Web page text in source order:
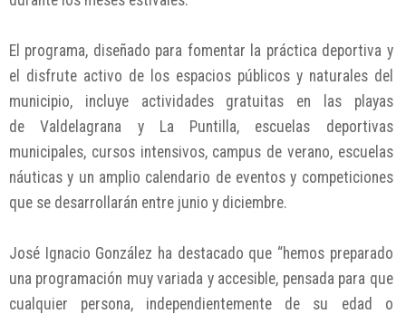
El programa, diseñado para fomentar la práctica deportiva y
el disfrute activo de los espacios públicos y naturales del
municipio, incluye actividades gratuitas en las playas
de Valdelagrana y La Puntilla, escuelas deportivas
municipales, cursos intensivos, campus de verano, escuelas
náuticas y un amplio calendario de eventos y competiciones
que se desarrollarán entre junio y diciembre.
José Ignacio González ha destacado que “hemos preparado
una programación muy variada y accesible, pensada para que
cualquier persona, independientemente de su edad o